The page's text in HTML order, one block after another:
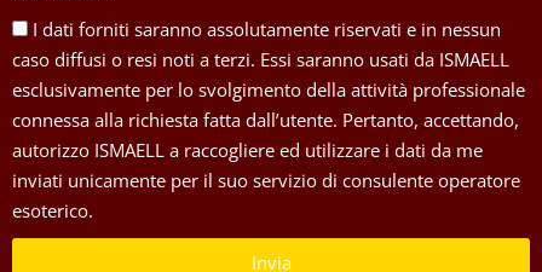
I dati forniti saranno assolutamente riservati e in nessun
caso diffusi o resi noti a terzi. Essi saranno usati da ISMAELL
esclusivamente per lo svolgimento della attività professionale
connessa alla richiesta fatta dall’utente. Pertanto, accettando,
autorizzo ISMAELL a raccogliere ed utilizzare i dati da me
inviati unicamente per il suo servizio di consulente operatore
esoterico.
Invia